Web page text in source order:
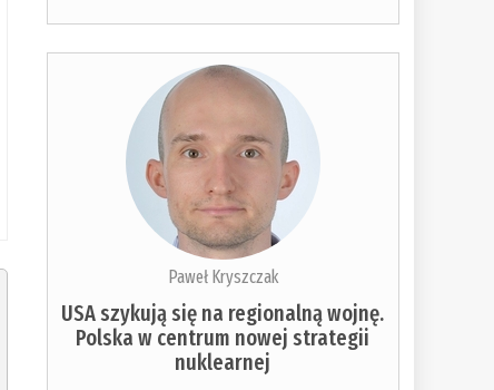
Paweł Kryszczak
USA szykują się na regionalną wojnę.
Polska w centrum nowej strategii
nuklearnej